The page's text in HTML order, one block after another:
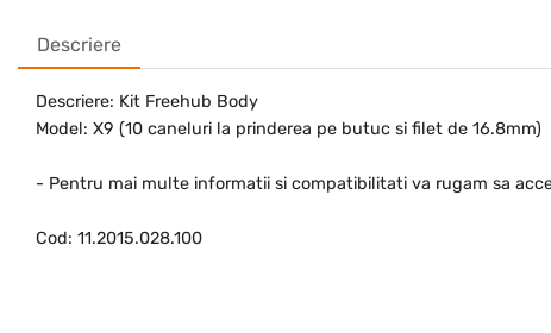
Descriere
Descriere: Kit Freehub Body
Model: X9 (10 caneluri la prinderea pe butuc si filet de 16.8mm)
- Pentru mai multe informatii si compatibilitati va rugam sa
Cod: 11.2015.028.100